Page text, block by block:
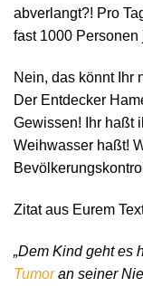
abverlangt?! Pro
fast 1000
Nein, das könnt Ihr
Der Entdecker
Gewissen! Ihr haßt
Weihwasser haßt!
Zitat aus Eurem
„Dem Kind geht es
Tumoran seiner